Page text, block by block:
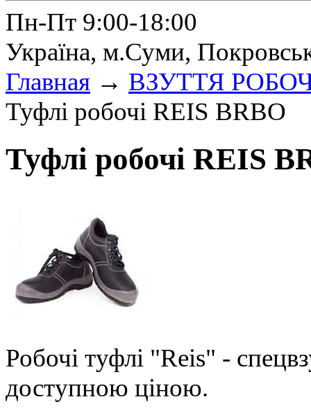
Пн-Пт 9:00-18:00
Україна, м.Суми,
Главная → ВЗУТТЯ
Туфлі робочі REIS BRBO
Туфлі робочі REIS
Робочі туфлі "Reis" -
доступною ціною.